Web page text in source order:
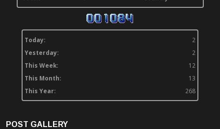
Today:
2
Yesterday:
2
This Week:
12
This Month:
13
This Year:
268
POST GALLERY